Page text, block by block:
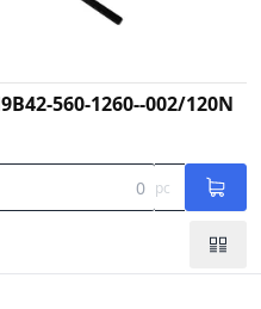
560-1260--002/120N
pc